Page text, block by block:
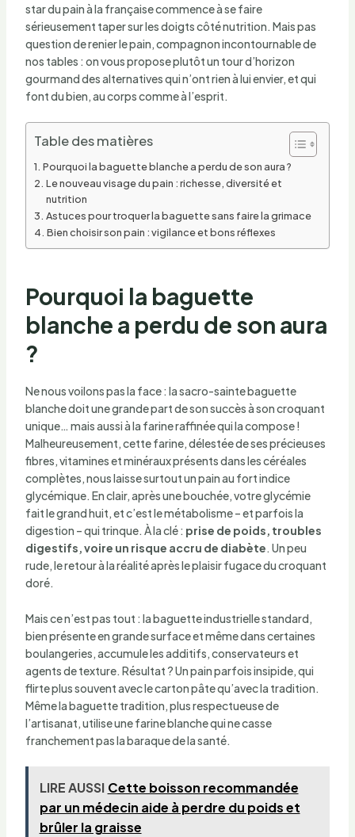
star du pain à la française commence à se faire
sérieusement taper sur les doigts côté nutrition. Mais pas
question de renier le pain, compagnon incontournable de
nos tables : on vous propose plutôt un tour d’horizon
gourmand des alternatives qui n’ont rien à lui envier, et qui
font du bien, au corps comme à l’esprit.
Table des matières
Pourquoi la baguette blanche a perdu de son aura ?
Le nouveau visage du pain : richesse, diversité et
nutrition
Astuces pour troquer la baguette sans faire la grimace
Bien choisir son pain : vigilance et bons réflexes
Pourquoi la baguette
blanche a perdu de son aura
?
Ne nous voilons pas la face : la sacro-sainte baguette
blanche doit une grande part de son succès à son croquant
unique… mais aussi à la farine raffinée qui la compose !
Malheureusement, cette farine, délestée de ses précieuses
fibres, vitamines et minéraux présents dans les céréales
complètes, nous laisse surtout un pain au fort indice
glycémique. En clair, après une bouchée, votre glycémie
fait le grand huit, et c’est le métabolisme – et parfois la
digestion – qui trinque. À la clé : prise de poids, troubles
digestifs, voire un risque accru de diabète. Un peu
rude, le retour à la réalité après le plaisir fugace du croquant
doré.
Mais ce n’est pas tout : la baguette industrielle standard,
bien présente en grande surface et même dans certaines
boulangeries, accumule les additifs, conservateurs et
agents de texture. Résultat ? Un pain parfois insipide, qui
flirte plus souvent avec le carton pâte qu’avec la tradition.
Même la baguette tradition, plus respectueuse de
l’artisanat, utilise une farine blanche qui ne casse
franchement pas la baraque de la santé.
LIRE AUSSI Cette boisson recommandée
par un médecin aide à perdre du poids et
brûler la graisse